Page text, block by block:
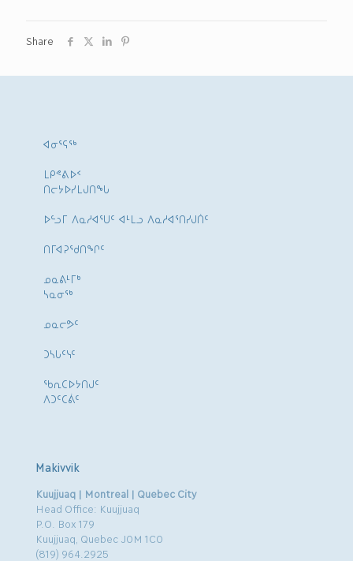
Share
ᐊᓂᕐᕋᖅ
ᒪᑭᕝᕕᐅᑉ
ᑎᓕᔭᐅᓯᒪᒍᑎᖓ
ᐅᓪᓗᒥ ᐱᓇᓱᐊᕐᑌᑦ ᐊᒻᒪᓗ ᐱᓇᓱᐊᕐᑎᓯᒍᑏᑦ
ᑎᒥᐊᕈᕐᑯᑎᖏᑦ
ᓄᓇᕕᒻᒥᒃ
ᓴᓇᓂᕐᒃ
ᓄᓇᓕᕗᑦ
ᑐᓴᒐᑦᓭᑦ
ᖃᕆᑕᐅᔭᑎᒍᑦ
ᐱᑐᑦᑕᕖᑦ
Makivvik
Kuujjuaq | Montreal | Quebec City
Head Office: Kuujjuaq
P.O. Box 179
Kuujjuaq, Quebec J0M 1C0
(819) 964.2925